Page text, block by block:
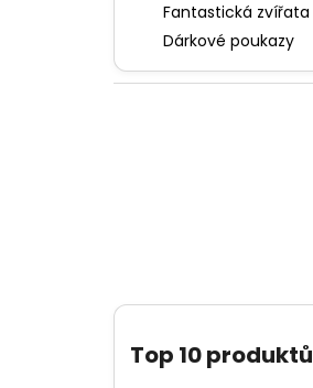
Fantastická zvířata
Dárkové poukazy
Top 10 produktů